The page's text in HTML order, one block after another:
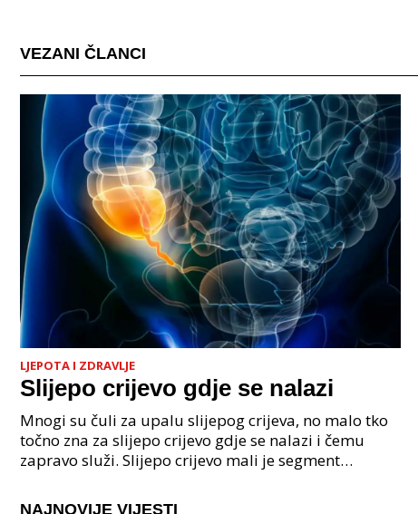
VEZANI ČLANCI
LJEPOTA I ZDRAVLJE
Slijepo crijevo gdje se nalazi
Mnogi su čuli za upalu slijepog crijeva, no malo tko
točno zna za slijepo crijevo gdje se nalazi i čemu
zapravo služi. Slijepo crijevo mali je segment
NAJNOVIJE VIJESTI